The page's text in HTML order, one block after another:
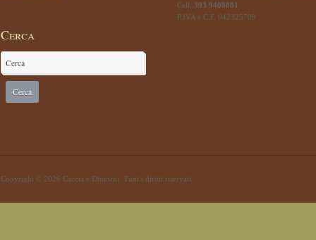
Cerca
Cell. 393 9408881
P.IVA e C.F. 042325709
Copyright © 2026 Caccia e Dintorni. Tutti i diritti riservati.